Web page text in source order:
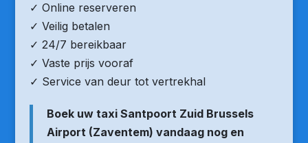
✓ Online reserveren
✓ Veilig betalen
✓ 24/7 bereikbaar
✓ Vaste prijs vooraf
✓ Service van deur tot vertrekhal
Boek uw taxi Santpoort Zuid Brussels
Airport (Zaventem) vandaag nog en